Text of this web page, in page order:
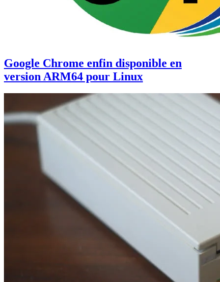
Google Chrome enfin disponible en
version ARM64 pour Linux